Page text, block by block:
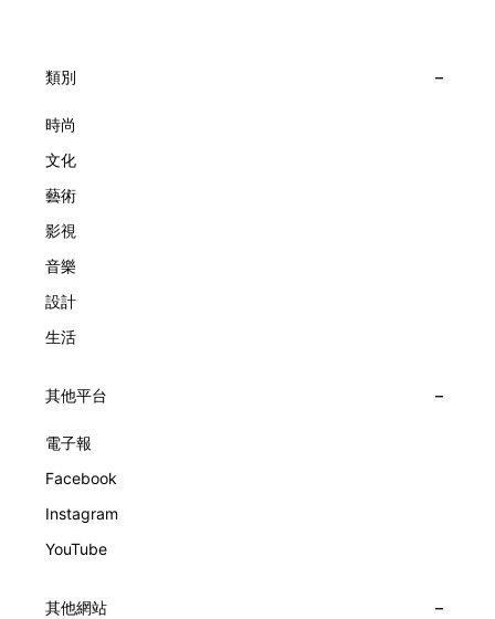
子，以及訴說時間的珠寶。每個主題展區都有精美的佈置回應
大主題展區，彰顯世家的核心價值。2010年，Van Cleef &
級鐘錶大賞（Grand Prix d'Horlogerie de Genève）中獲獎的
擁而吻。雙逆跳機芯精準驅動這場機械浪漫，讓時間不再是抽
象概念，而是心跳的律動。 故事並未完結，2025年推出的
Lady Arpels Bal des Amoureux
類別
時尚
文化
藝術
影視
音樂
設計
生活
其他平台
電子報
Facebook
Instagram
YouTube
其他網站